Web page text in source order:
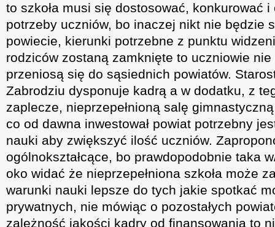
to szkoła musi się dostosować, konkurować
potrzeby uczniów, bo inaczej nikt nie będzie
powiecie, kierunki potrzebne z punktu
rodziców zostaną zamknięte to uczniowie
przeniosą się do sąsiednich powiatów.
Zabrodziu dysponuje kadrą a w dodatku, z
zaplecze, nieprzepełnioną salę
co od dawna inwestował powiat potrzebny
nauki aby zwiększyć ilość uczniów.
ogólnokształcące, bo prawdopodobnie taka
oko widać że nieprzepełniona szkoła może
warunki nauki lepsze do tych jakie spotkać
prywatnych, nie mówiąc o pozostałych
zależność jakości kadry od finansowania to